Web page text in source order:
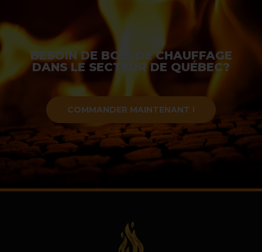
BESOIN DE BOIS DE CHAUFFAGE
DANS LE SECTEUR DE QUÉBEC?
COMMANDER MAINTENANT !